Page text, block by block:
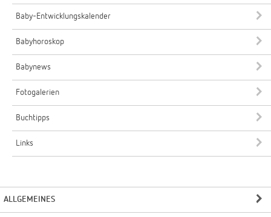
Baby-Entwicklungskalender
Babyhoroskop
Babynews
Fotogalerien
Buchtipps
Links
ALLGEMEINES